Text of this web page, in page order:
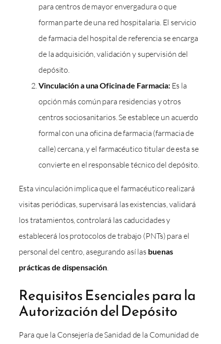
para centros de mayor envergadura o que
forman parte de una red hospitalaria. El servicio
de farmacia del hospital de referencia se encarga
de la adquisición, validación y supervisión del
depósito.
Vinculación a una Oficina de Farmacia: Es la
opción más común para residencias y otros
centros sociosanitarios. Se establece un acuerdo
formal con una oficina de farmacia (farmacia de
calle) cercana, y el farmacéutico titular de esta se
convierte en el responsable técnico del depósito.
Esta vinculación implica que el farmacéutico realizará
visitas periódicas, supervisará las existencias, validará
los tratamientos, controlará las caducidades y
establecerá los protocolos de trabajo (PNTs) para el
personal del centro, asegurando así las buenas
prácticas de dispensación.
Requisitos Esenciales para la
Autorización del Depósito
Para que la Consejería de Sanidad de la Comunidad de